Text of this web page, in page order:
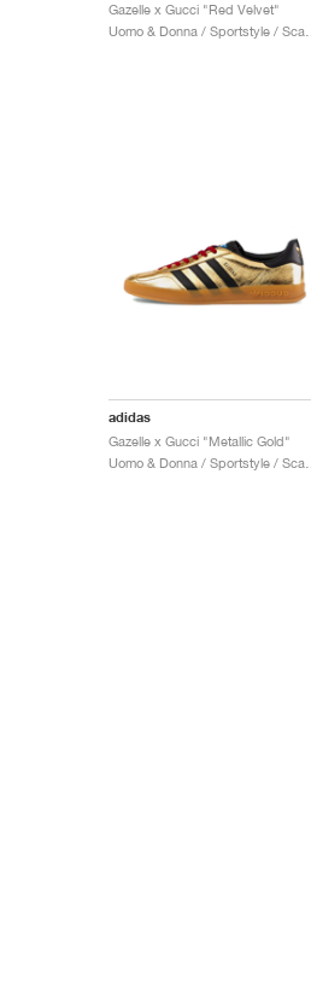
Gazelle x Gucci "Red Velvet"
adidas
Gazelle x Gucci "Metallic Gold"